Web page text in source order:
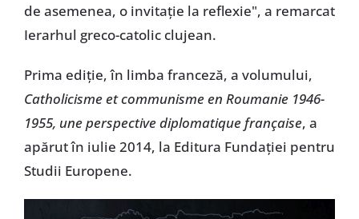
de asemenea, o invitație la reflexie", a remarcat
Ierarhul greco-catolic clujean.
Prima ediție, în limba franceză, a volumului,
Catholicisme et communisme en Roumanie 1946-
1955, une perspective diplomatique française, a
apărut în iulie 2014, la Editura Fundației pentru
Studii Europene.